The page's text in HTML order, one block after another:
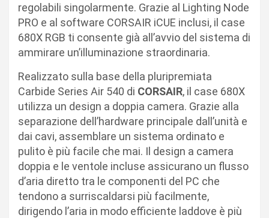
regolabili singolarmente. Grazie al Lighting Node
PRO e al software CORSAIR iCUE inclusi, il case
680X RGB ti consente già all’avvio del sistema di
ammirare un’illuminazione straordinaria.
Realizzato sulla base della pluripremiata
Carbide Series Air 540 di CORSAIR, il case 680X
utilizza un design a doppia camera. Grazie alla
separazione dell’hardware principale dall’unità e
dai cavi, assemblare un sistema ordinato e
pulito è più facile che mai. Il design a camera
doppia e le ventole incluse assicurano un flusso
d’aria diretto tra le componenti del PC che
tendono a surriscaldarsi più facilmente,
dirigendo l’aria in modo efficiente laddove è più